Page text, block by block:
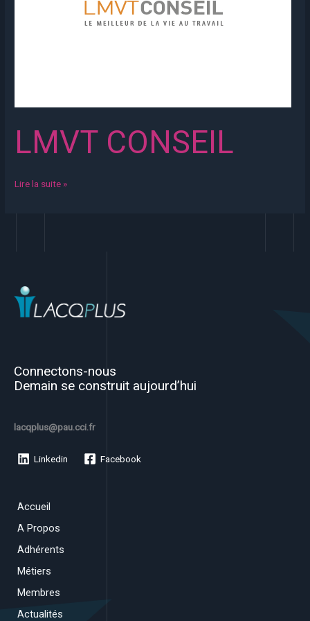
LMVT CONSEIL
Lire la suite »
Connectons-nous
Demain se construit aujourd’hui
lacqplus@pau.cci.fr
Linkedin Facebook
Accueil
A Propos
Adhérents
Métiers
Membres
Actualités